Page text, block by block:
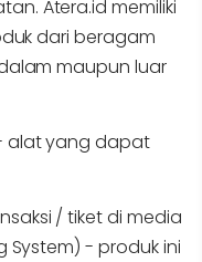
Atera.id memiliki
dari beragam
maupun luar
alat yang dapat
/ tiket di media
System) - produk ini